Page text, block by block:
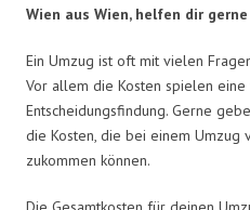
Wien aus Wien, helfen dir
Ein Umzug ist oft mit vielen
Vor allem die Kosten spielen
Entscheidungsfindung. Gerne
die Kosten, die bei einem Umzug
zukommen können.